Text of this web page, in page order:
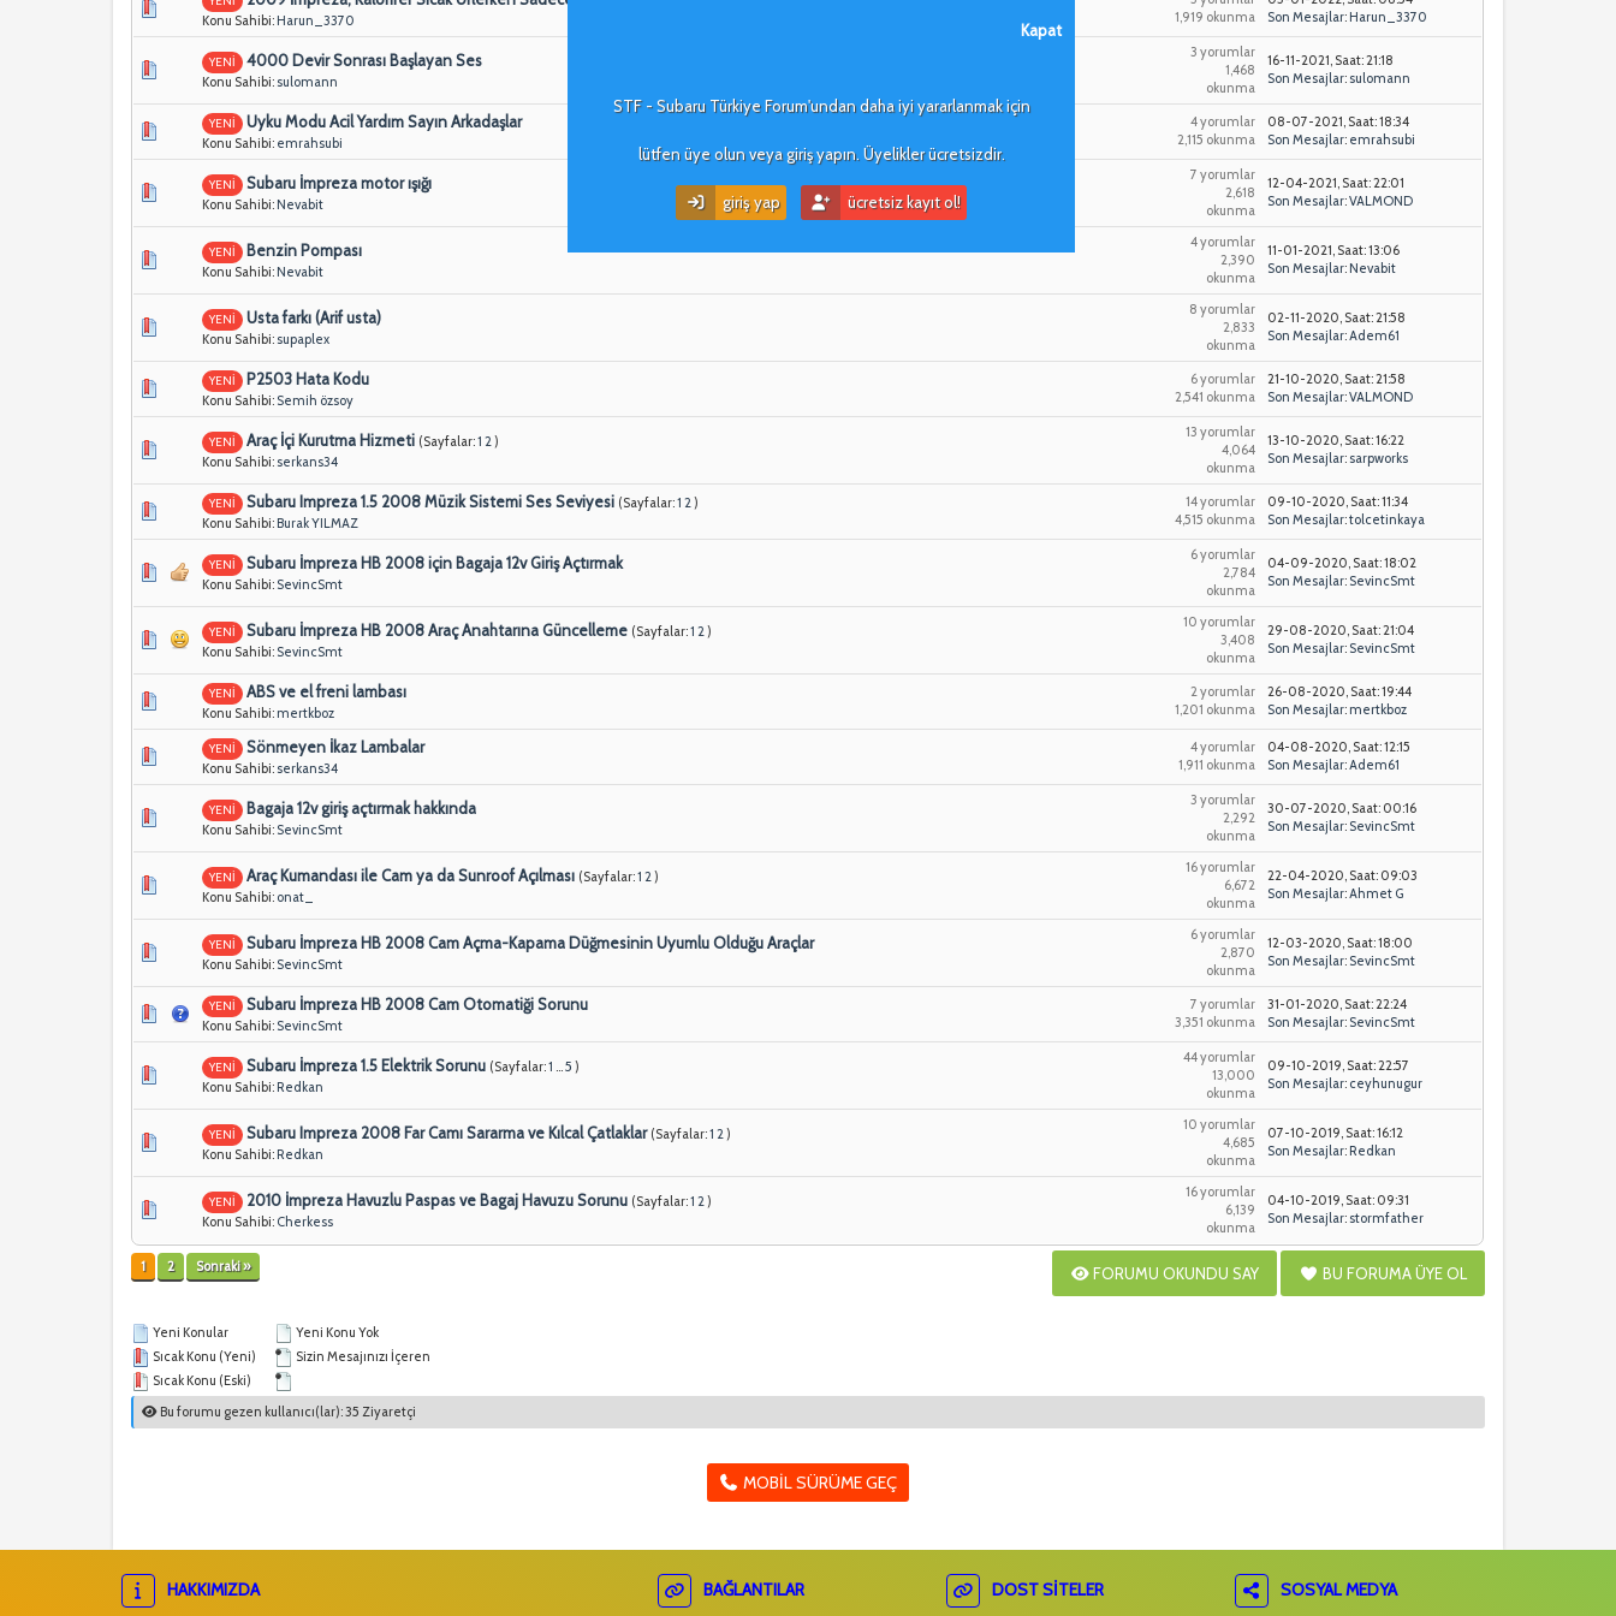
Kapat
STF - Subaru Türkiye Forum'undan daha iyi yararlanmak için
lütfen üye olun veya giriş yapın. Üyelikler ücretsizdir.
giriş yap ücretsiz kayıt ol!
Konu Sahibi: Harun_3370
1,919 okunma
Son Mesajlar: Harun_3370
YENİ 4000 Devir Sonrası Başlayan Ses
Konu Sahibi: sulomann
3 yorumlar
1,468
okunma
16-11-2021, Saat: 21:18
Son Mesajlar: sulomann
YENİ Uyku Modu Acil Yardım Sayın Arkadaşlar
Konu Sahibi: emrahsubi
4 yorumlar
2,115 okunma
08-07-2021, Saat: 18:34
Son Mesajlar: emrahsubi
YENİ Subaru İmpreza motor ışığı
Konu Sahibi: Nevabit
7 yorumlar
2,618
okunma
12-04-2021, Saat: 22:01
Son Mesajlar:VALMOND
YENİ Benzin Pompası
Konu Sahibi: Nevabit
4 yorumlar
2,390
okunma
11-01-2021, Saat: 13:06
Son Mesajlar: Nevabit
YENİ Usta farkı (Arif usta)
Konu Sahibi: supaplex
8 yorumlar
2,833
okunma
02-11-2020, Saat: 21:58
Son Mesajlar:Adem61
YENİ P2503 Hata Kodu
Konu Sahibi: Semih özsoy
6 yorumlar
2,541 okunma
21-10-2020, Saat: 21:58
Son Mesajlar:VALMOND
YENİ Araç İçi Kurutma Hizmeti (Sayfalar:1 2 )
Konu Sahibi: serkans34
13 yorumlar
4,064
okunma
13-10-2020, Saat: 16:22
Son Mesajlar: sarpworks
YENİ Subaru Impreza 1.5 2008 Müzik Sistemi Ses Seviyesi (Sayfalar:1 2 )
Konu Sahibi: Burak YILMAZ
14 yorumlar
4,515 okunma
09-10-2020, Saat: 11:34
Son Mesajlar:tolcetinkaya
YENİ Subaru İmpreza HB 2008 için Bagaja 12v Giriş Açtırmak
Konu Sahibi: SevincSmt
6 yorumlar
2,784
okunma
04-09-2020, Saat: 18:02
Son Mesajlar: SevincSmt
YENİ Subaru İmpreza HB 2008 Araç Anahtarına Güncelleme (Sayfalar:1 2 )
Konu Sahibi: SevincSmt
10 yorumlar
3,408
okunma
29-08-2020, Saat: 21:04
Son Mesajlar: SevincSmt
YENİ ABS ve el freni lambası
Konu Sahibi: mertkboz
2 yorumlar
1,201 okunma
26-08-2020, Saat: 19:44
Son Mesajlar: mertkboz
YENİ Sönmeyen İkaz Lambalar
Konu Sahibi: serkans34
4 yorumlar
1,911 okunma
04-08-2020, Saat: 12:15
Son Mesajlar:Adem61
YENİ Bagaja 12v giriş açtırmak hakkında
Konu Sahibi: SevincSmt
3 yorumlar
2,292
okunma
30-07-2020, Saat: 00:16
Son Mesajlar: SevincSmt
YENİ Araç Kumandası ile Cam ya da Sunroof Açılması (Sayfalar:1 2 )
Konu Sahibi: onat_
16 yorumlar
6,672
okunma
22-04-2020, Saat: 09:03
Son Mesajlar:Ahmet G
YENİ Subaru İmpreza HB 2008 Cam Açma-Kapama Düğmesinin Uyumlu Olduğu Araçlar
Konu Sahibi: SevincSmt
6 yorumlar
2,870
okunma
12-03-2020, Saat: 18:00
Son Mesajlar: SevincSmt
YENİ Subaru İmpreza HB 2008 Cam Otomatiği Sorunu
Konu Sahibi: SevincSmt
7 yorumlar
3,351 okunma
31-01-2020, Saat: 22:24
Son Mesajlar: SevincSmt
YENİ Subaru İmpreza 1.5 Elektrik Sorunu (Sayfalar:1 ...5 )
Konu Sahibi: Redkan
44 yorumlar
13,000
okunma
09-10-2019, Saat: 22:57
Son Mesajlar: ceyhunugur
YENİ Subaru Impreza 2008 Far Camı Sararma ve Kılcal Çatlaklar (Sayfalar:1 2 )
Konu Sahibi: Redkan
10 yorumlar
4,685
okunma
07-10-2019, Saat: 16:12
Son Mesajlar: Redkan
YENİ 2010 İmpreza Havuzlu Paspas ve Bagaj Havuzu Sorunu (Sayfalar:1 2 )
Konu Sahibi: Cherkess
16 yorumlar
6,139
okunma
04-10-2019, Saat: 09:31
Son Mesajlar: stormfather
1 2 Sonraki » FORUMU OKUNDU SAY BU FORUMA ÜYE OL
Yeni Konular
Sıcak Konu (Yeni)
Sıcak Konu (Eski)
Yeni Konu Yok
Sizin Mesajınızı İçeren
Bu forumu gezen kullanıcı(lar): 35 Ziyaretçi
MOBIL SÜRÜME GEÇ
HAKKIMIZDA BAĞLANTILAR DOST SITELER SOSYAL MEDYA